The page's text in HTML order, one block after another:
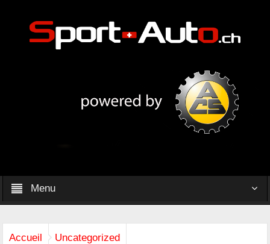
Menu
Accueil Uncategorized